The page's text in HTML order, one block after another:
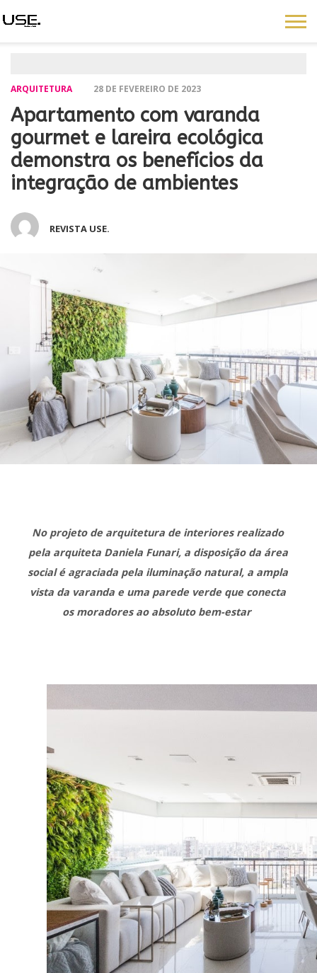
ARQUITETURA 28 DE FEVEREIRO DE 2023
Apartamento com varanda
gourmet e lareira ecológica
demonstra os benefícios da
integração de ambientes
REVISTA USE.
No projeto de arquitetura de interiores realizado
pela arquiteta Daniela Funari, a disposição da área
social é agraciada pela iluminação natural, a ampla
vista da varanda e uma parede verde que conecta
os moradores ao absoluto bem-estar